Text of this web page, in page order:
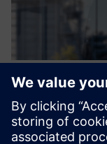
Process
PCS neo &
Å migrere eller